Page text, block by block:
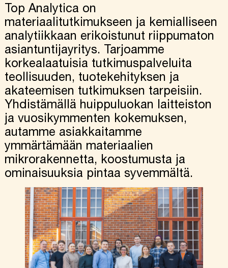
Top Analytica on
materiaalitutkimukseen ja kemialliseen
analytiikkaan erikoistunut riippumaton
asiantuntijayritys. Tarjoamme
korkealaatuisia tutkimuspalveluita
teollisuuden, tuotekehityksen ja
akateemisen tutkimuksen tarpeisiin.
Yhdistämällä huippuluokan laitteiston
ja vuosikymmenten kokemuksen,
autamme asiakkaitamme
ymmärtämään materiaalien
mikrorakennetta, koostumusta ja
ominaisuuksia pintaa syvemmältä.